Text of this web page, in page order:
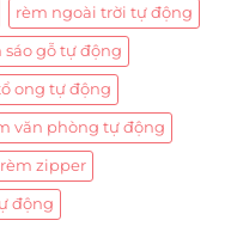
rèm ngoài trời tự động
sáo gỗ tự động
ong tự động
văn phòng tự động
rèm zipper
động